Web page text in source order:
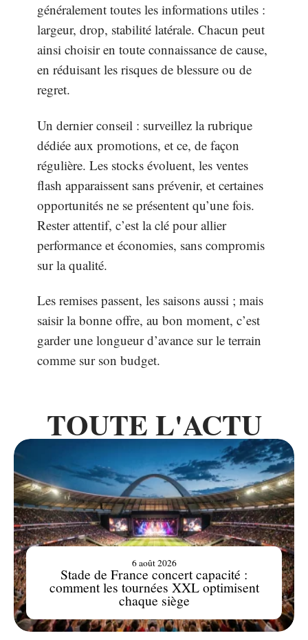
généralement toutes les informations utiles :
largeur, drop, stabilité latérale. Chacun peut
ainsi choisir en toute connaissance de cause,
en réduisant les risques de blessure ou de
regret.
Un dernier conseil : surveillez la rubrique
dédiée aux promotions, et ce, de façon
régulière. Les stocks évoluent, les ventes
flash apparaissent sans prévenir, et certaines
opportunités ne se présentent qu’une fois.
Rester attentif, c’est la clé pour allier
performance et économies, sans compromis
sur la qualité.
Les remises passent, les saisons aussi ; mais
saisir la bonne offre, au bon moment, c’est
garder une longueur d’avance sur le terrain
comme sur son budget.
TOUTE L'ACTU
Stade de France concert capacité :
comment les tournées XXL optimisent
chaque siège
6 août 2026